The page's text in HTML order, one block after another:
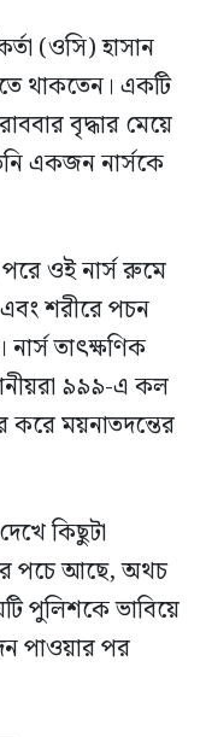
(ওসি) হাসান
থাকতেন। একটি
বৃদ্ধার মেয়ে
একজন নার্সকে
ওই নার্স রুমে
শরীরে পচন
তাৎক্ষণিক
৯৯৯-এ কল
করে ময়নাতদন্তের
কিছুটা
পচে আছে, অথচ
পুলিশকে ভাবিয়ে
পাওয়ার পর